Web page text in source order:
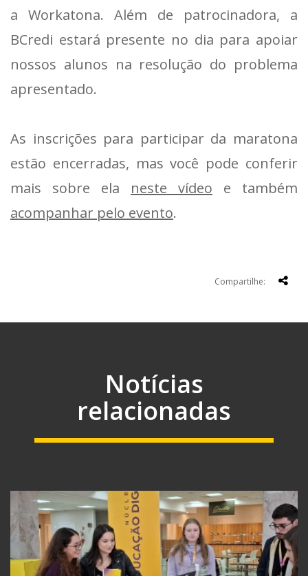
a Workatona. Além de patrocinadora, a
BCredi estará presente no dia para apoiar
nossos alunos na resolução do problema
apresentado.
As inscrições para participar da maratona
estão encerradas, mas você pode conferir
mais sobre ela neste vídeo e também
acompanhar pelo evento.
Compartilhe:
Notícias
relacionadas